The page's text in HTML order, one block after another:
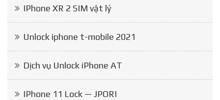
IPhone XR 2 SIM vật lý
Unlock iphone t-mobile 2021
Dịch vụ Unlock iPhone AT
IPhone 11 Lock — JPORI